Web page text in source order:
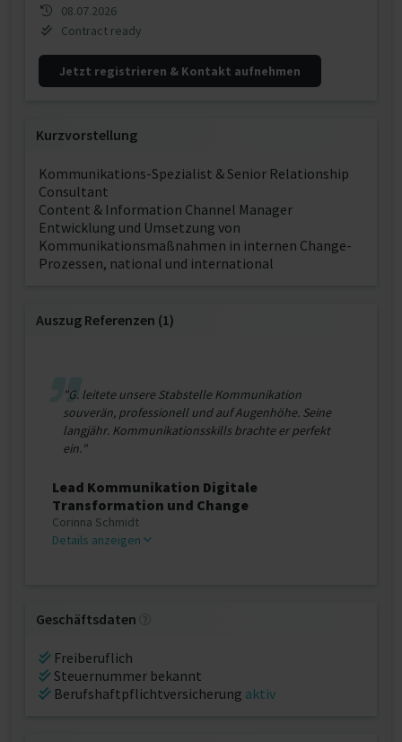
08.07.2026
Contract ready
Jetzt registrieren & Kontakt aufnehmen
Kurzvorstellung
Kommunikations-Spezialist & Senior Relationship
Consultant
Content & Information Channel Manager
Entwicklung und Umsetzung von
Kommunikationsmaßnahmen in internen Change-
Prozessen, national und international
Auszug Referenzen (1)
"G. leitete unsere Stabstelle Kommunikation
souverän, professionell und auf Augenhöhe. Seine
langjähr. Kommunikationsskills brachte er perfekt
ein."
Lead Kommunikation Digitale
Transformation und Change
Corinna Schmidt
Details anzeigen
Geschäftsdaten
Freiberuflich
Steuernummer bekannt
Berufshaftpflichtversicherung aktiv